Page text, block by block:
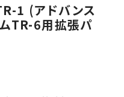
1 (アドバンス
ムTR-6用拡張パ